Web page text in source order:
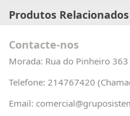
Produtos Relacionados
Contacte-nos
Morada: Rua do Pinheiro 363
Telefone: 214767420
Email: